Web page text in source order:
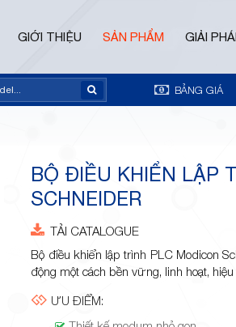
GIỚI THIỆU SẢN PHẨM GIẢI
BẢNG GIÁ
BỘ ĐIỀU KHIỂN LẬP
SCHNEIDER
TẢI CATALOGUE
Bộ điều khiển lập trình PLC Modicon
động một cách bền vững, linh hoạt, hiệu
ƯU ĐIỂM: